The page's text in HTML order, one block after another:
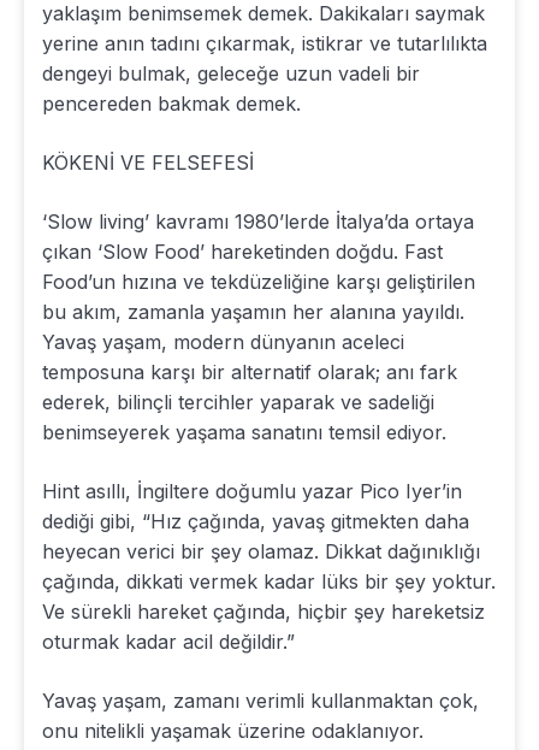
yaklaşım benimsemek demek. Dakikaları saymak
yerine anın tadını çıkarmak, istikrar ve tutarlılıkta
dengeyi bulmak, geleceğe uzun vadeli bir
pencereden bakmak demek.
KÖKENİ VE FELSEFESİ
‘Slow living’ kavramı 1980’lerde İtalya’da ortaya
çıkan ‘Slow Food’ hareketinden doğdu. Fast
Food’un hızına ve tekdüzeliğine karşı geliştirilen
bu akım, zamanla yaşamın her alanına yayıldı.
Yavaş yaşam, modern dünyanın aceleci
temposuna karşı bir alternatif olarak; anı fark
ederek, bilinçli tercihler yaparak ve sadeliği
benimseyerek yaşama sanatını temsil ediyor.
Hint asıllı, İngiltere doğumlu yazar Pico Iyer’in
dediği gibi, “Hız çağında, yavaş gitmekten daha
heyecan verici bir şey olamaz. Dikkat dağınıklığı
çağında, dikkati vermek kadar lüks bir şey yoktur.
Ve sürekli hareket çağında, hiçbir şey hareketsiz
oturmak kadar acil değildir.”
Yavaş yaşam, zamanı verimli kullanmaktan çok,
onu nitelikli yaşamak üzerine odaklanıyor.